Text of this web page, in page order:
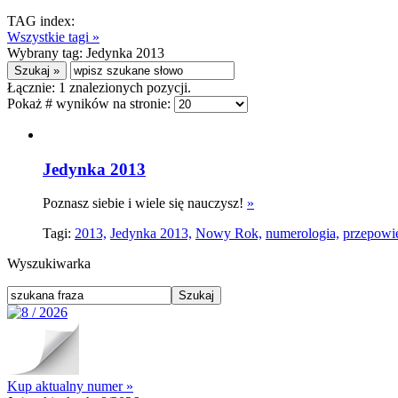
TAG index:
Wszystkie tagi »
Wybrany tag: Jedynka 2013
Łącznie: 1 znalezionych pozycji.
Pokaż # wyników na stronie:
Jedynka 2013
Poznasz siebie i wiele się nauczysz! »
Tagi: 2013, Jedynka 2013, Nowy Rok, numerologia,
Wyszukiwarka
Kup aktualny numer »